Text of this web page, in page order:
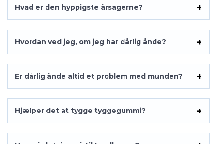
Hvad er den hyppigste årsagerne?
Hvordan ved jeg, om jeg har dårlig ånde?
Er dårlig ånde altid et problem med munden?
Hjælper det at tygge tyggegummi?